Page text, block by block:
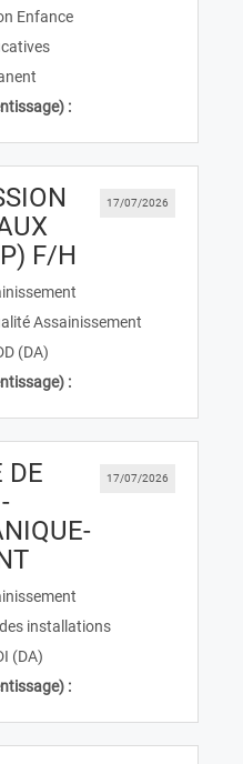
Enfance
:
17/07/2026
F/H
Assainissement
(DA)
:
17/07/2026
DE
(Nouvelle fenêtre)
installations
(DA)
: